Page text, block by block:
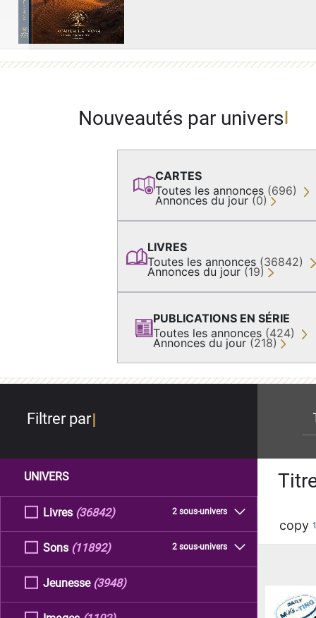
Nouveautés par univers
CARTES
Toutes les annonces (696)
Annonces du jour (0)
LIVRES
Toutes les annonces (36842)
Annonces du jour (19)
PUBLICATIONS EN SÉRIE
Toutes les annonces (424)
Annonces du jour (218)
Filtrer par
UNIVERS
Livres 2 sous-univers
(36842)
Sons 2 sous-univers
(11892)
Jeunesse (3948)
copy